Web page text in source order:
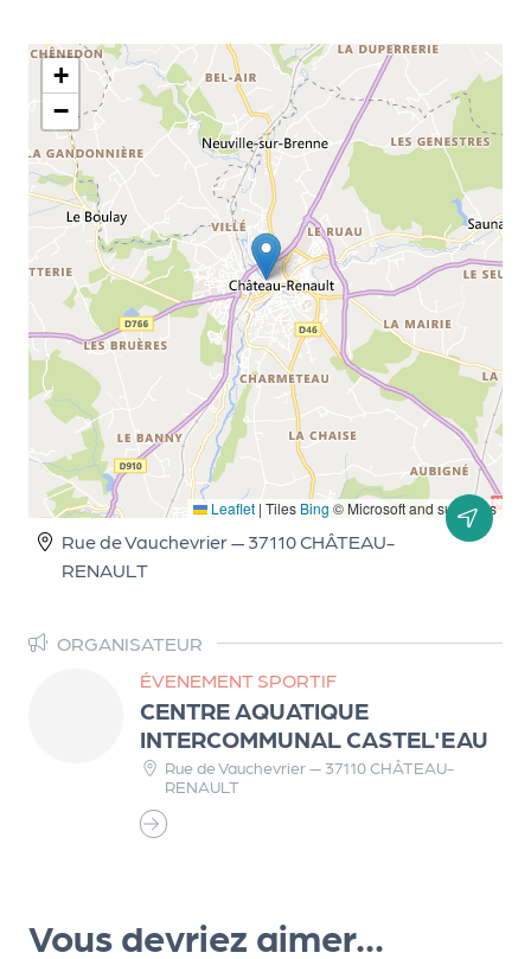
+
−
Leaflet | Tiles Bing © Microsoft and suppliers
Rue de Vauchevrier — 37110 CHÂTEAU-
RENAULT
ORGANISATEUR
ÉVENEMENT SPORTIF
CENTRE AQUATIQUE
INTERCOMMUNAL CASTEL'EAU
Rue de Vauchevrier — 37110 CHÂTEAU-
RENAULT
Vous devriez aimer...
o
g
a
n
s
t
e
r
P
r
p
e